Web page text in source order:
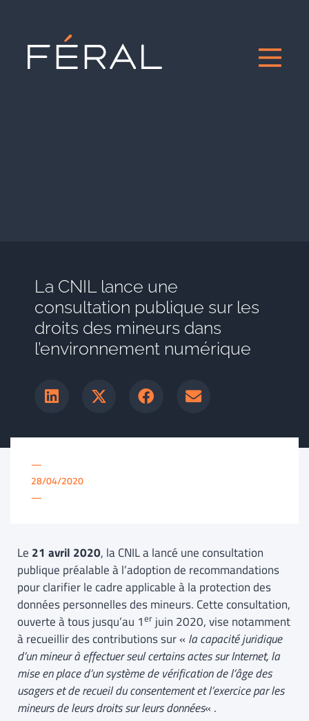
La CNIL lance une
consultation publique sur les
droits des mineurs dans
l’environnement numérique
—
28/04/2020
—
Le 21 avril 2020, la CNIL a lancé une consultation
publique préalable à l’adoption de recommandations
pour clarifier le cadre applicable à la protection des
données personnelles des mineurs. Cette consultation,
ouverte à tous jusqu’au 1er juin 2020, vise notamment
à recueillir des contributions sur « la capacité juridique
d’un mineur à effectuer seul certains actes sur Internet, la
mise en place d’un système de vérification de l’âge des
usagers et de recueil du consentement et l’exercice par les
mineurs de leurs droits sur leurs données« .